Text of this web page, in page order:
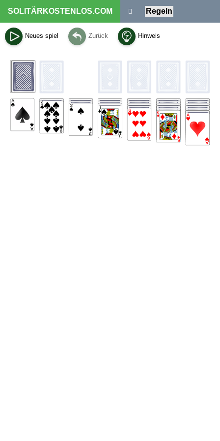
SOLITÄRKOSTENLOS.COM Regeln
Neues spiel Zurück Hinweis